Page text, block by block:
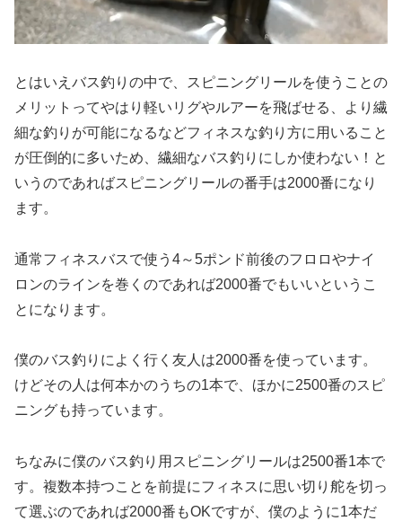
とはいえバス釣りの中で、スピニングリールを使うことの
メリットってやはり軽いリグやルアーを飛ばせる、より繊
細な釣りが可能になるなどフィネスな釣り方に用いること
が圧倒的に多いため、繊細なバス釣りにしか使わない！と
いうのであればスピニングリールの番手は2000番になり
ます。
通常フィネスバスで使う4～5ポンド前後のフロロやナイ
ロンのラインを巻くのであれば2000番でもいいというこ
とになります。
僕のバス釣りによく行く友人は2000番を使っています。
けどその人は何本かのうちの1本で、ほかに2500番のスピ
ニングも持っています。
ちなみに僕のバス釣り用スピニングリールは2500番1本で
す。複数本持つことを前提にフィネスに思い切り舵を切っ
て選ぶのであれば2000番もOKですが、僕のように1本だ